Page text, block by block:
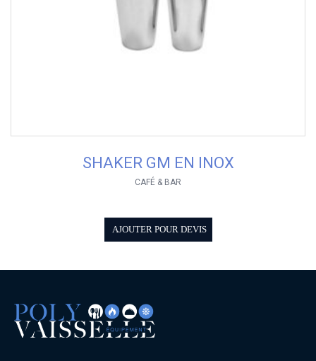
SHAKER GM EN INOX
CAFÉ & BAR
AJOUTER POUR DEVIS